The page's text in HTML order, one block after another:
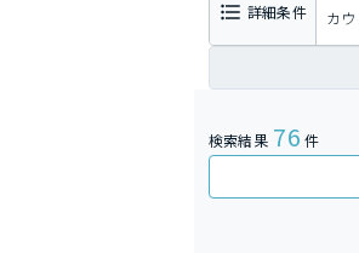
詳細条件 カ
検索結果 76 件